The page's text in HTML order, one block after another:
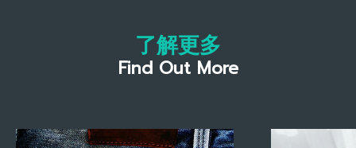
了解更多
Find Out More